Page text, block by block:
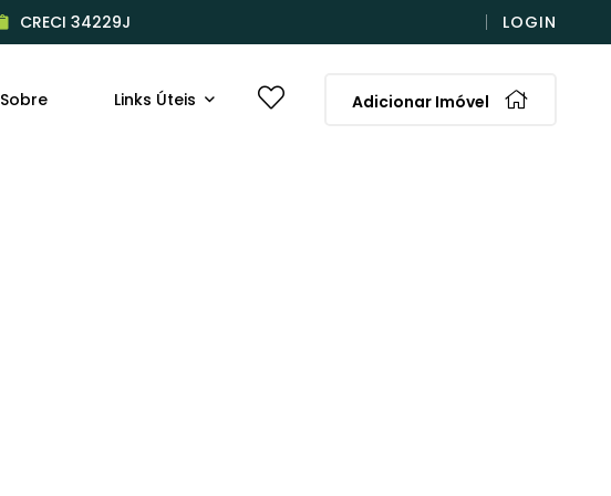
CRECI 34229J LOGIN
Sobre Links Úteis Adicionar Imóvel